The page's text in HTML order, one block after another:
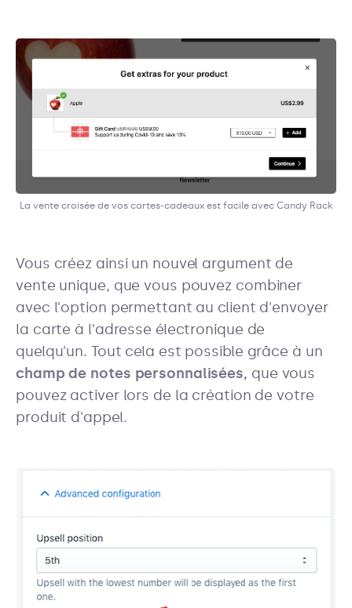
La vente croisée de vos cartes-cadeaux est facile avec Candy Rack
Vous créez ainsi un nouvel argument de
vente unique, que vous pouvez combiner
avec l'option permettant au client d'envoyer
la carte à l'adresse électronique de
quelqu'un. Tout cela est possible grâce à un
champ de notes personnalisées, que vous
pouvez activer lors de la création de votre
produit d'appel.